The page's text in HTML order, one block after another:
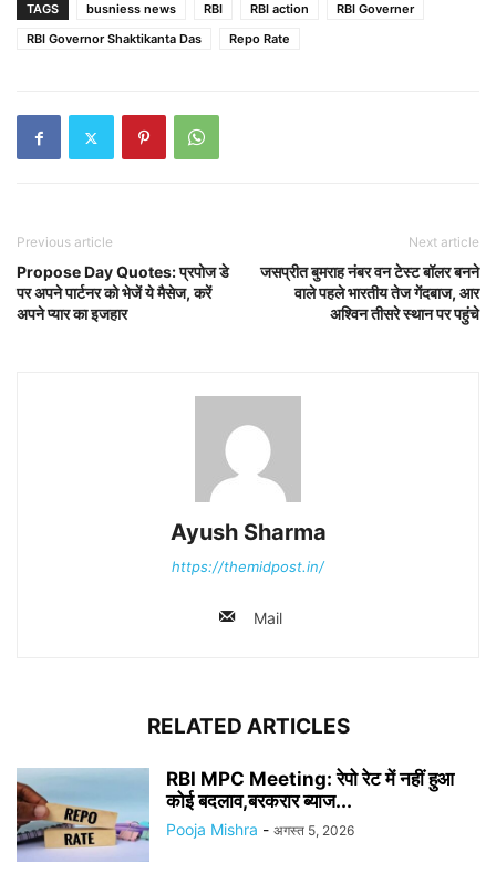
TAGS busniess news RBI RBI action
RBI Governer
RBI Governor Shaktikanta Das
Repo Rate
Previous article
Propose Day Quotes: प्रपोज डे
पर अपने पार्टनर को भेजें ये मैसेज, करें
अपने प्यार का इजहार
Next article
जसप्रीत बुमराह नंबर वन टेस्ट बॉलर बनने
वाले पहले भारतीय तेज गेंदबाज, आर
अश्विन तीसरे स्थान पर पहुंचे
Ayush Sharma
https://themidpost.in/
Mail
RELATED ARTICLES
RBI MPC Meeting: रेपो रेट में नहीं हुआ
कोई बदलाव,बरकरार ब्याज...
Pooja Mishra - अगस्त 5, 2026